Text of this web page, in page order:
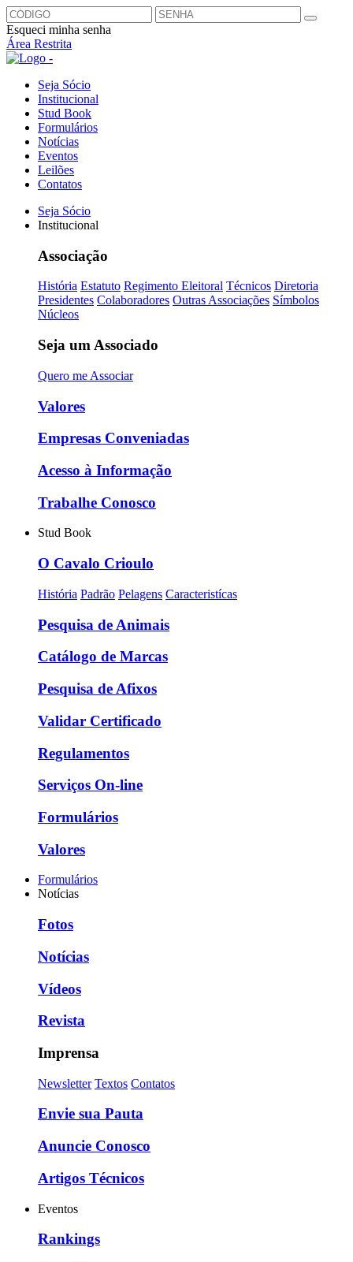
Esqueci minha senha
Área Restrita
Seja Sócio
Institucional
Stud Book
Formulários
Notícias
Eventos
Leilões
Contatos
Seja Sócio
Institucional
Associação
História Estatuto Regimento Eleitoral Técnicos Diretoria
Presidentes Colaboradores Outras Associações Símbolos
Núcleos
Seja um Associado
Quero me Associar
Valores
Empresas Conveniadas
Acesso à Informação
Trabalhe Conosco
Stud Book
O Cavalo Crioulo
História Padrão Pelagens Caracteristícas
Pesquisa de Animais
Catálogo de Marcas
Pesquisa de Afixos
Validar Certificado
Regulamentos
Serviços On-line
Formulários
Valores
Formulários
Notícias
Fotos
Notícias
Vídeos
Revista
Imprensa
Newsletter Textos Contatos
Envie sua Pauta
Anuncie Conosco
Artigos Técnicos
Eventos
Rankings